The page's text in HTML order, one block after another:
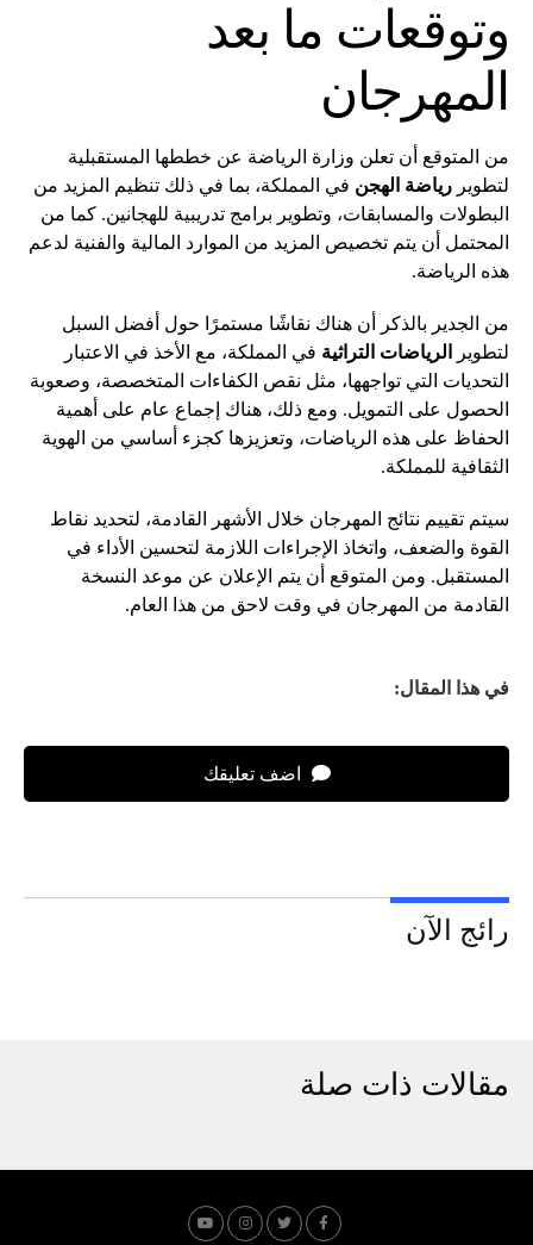
وتوقعات ما بعد
المهرجان
من المتوقع أن تعلن وزارة الرياضة عن خططها المستقبلية
لتطوير رياضة الهجن في المملكة، بما في ذلك تنظيم المزيد من
البطولات والمسابقات، وتطوير برامج تدريبية للهجانين. كما من
المحتمل أن يتم تخصيص المزيد من الموارد المالية والفنية لدعم
هذه الرياضة.
من الجدير بالذكر أن هناك نقاشًا مستمرًا حول أفضل السبل
لتطوير
الرياضات التراثية في المملكة، مع الأخذ في الاعتبار
التحديات التي تواجهها، مثل نقص الكفاءات المتخصصة، وصعوبة
الحصول على التمويل. ومع ذلك، هناك إجماع عام على أهمية
الحفاظ على هذه الرياضات، وتعزيزها كجزء أساسي من الهوية
الثقافية للمملكة.
سيتم تقييم نتائج المهرجان خلال الأشهر القادمة، لتحديد نقاط
القوة والضعف، واتخاذ الإجراءات اللازمة لتحسين الأداء في
المستقبل. ومن المتوقع أن يتم الإعلان عن موعد النسخة
القادمة من المهرجان في وقت لاحق من هذا العام.
في هذا المقال:
اضف تعليقك
رائج الآن
مقالات ذات صلة